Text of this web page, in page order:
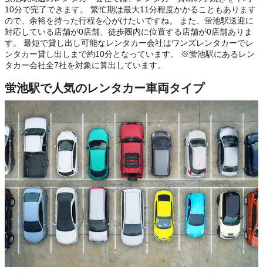
10分で完了できます。 繁忙期は最大11分程度かかることもあります
ので、余裕を持った行程を心がけたいですね。 また、蛍池駅送迎に
対応している店舗が0店舗、徒歩圏内に位置する店舗が0店舗ありま
す。 最短で貸し出し可能なレンタカー会社はワンズレンタカーでレ
ンタカー貸し出しまで約10分となっています。 ※蛍池駅にあるレン
タカー会社全7社を対象に算出しています。
蛍池駅で人気のレンタカー車両タイプ